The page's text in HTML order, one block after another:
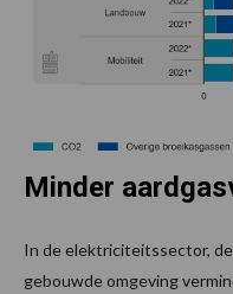
Minder
In de elektriciteitssector,
gebouwde omgeving